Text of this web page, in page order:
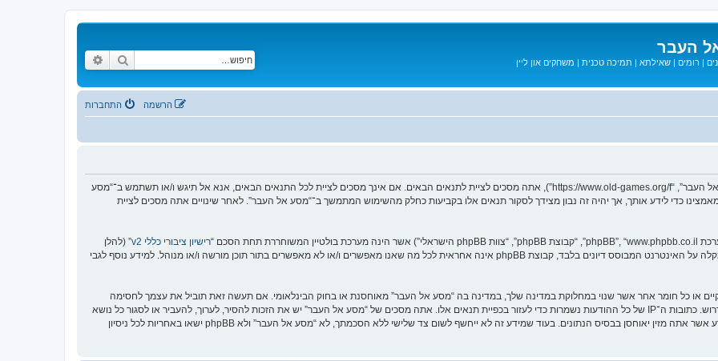
העבר
| רומים | שאילתא | תמיכה טכנית | משחקים און ליין חיפוש
התחברות הרשמה
בעת הגישה אל “מסע אל העבר” (להלן “אנחנו”, “אותנו”, “שלנו”, “מסע אל העבר”, “https://www.old-games.org/f”), אתה מסכים לציית לתנאים הבאים. אם אינך מסכים לציית לכל התנאים הבאים, אנא אל תיגש ו/או תשתמש ב־“מסע
מאמצינו כדי לידע אותך, אך יהיה זה נבון מצידך לסקור תנאים אלו בקביעות כחלק מהשימוש המתמשך ב־“מסע אל העבר”. לאחר שינויים אתה מסכים לציית
רישיון ציבורי כללי v2
” (להלן
. מערכת phpBB מקלה על האינטרנט המבוסס דיונים בלבד, קבוצת phpBB אינה אחראית לכל מה שאנו מאפשרים ו/או לא מאפשרים בתור תוכן מורשה ו/או מנוהל. למידע נוסף לגבי
או כל חומר אחר אשר שנוי במחלוקת במדינה שלך, במדינה בה “מסע אל העבר” מאוחסנת או בחוק הבינלאומי. אם תעשה זאת תוביל את עצמך לחסימה
מיידית ולצמיתות, עם הודעה לספק שירות האינטרנט אם זה יראה לנו דרוש. כתובות ה־IP של כל ההודעות נשמרות כדי לעזור בכפיית תנאים אלו. אתה מסכים של “מסע אל העבר” יש את הזכות להסיר, לערוך, להעביר או לסגור כל נושא
בכל זמן נתון הנראה לנו מתאים. בתור משתמש אתה מסכים שכל המידע אשר אתה מזין יאוחסן בבסיס הנתונים. בעוד שמידע זה לא ייחשף לשום צד שלישי ללא הסכמתך, לא “מסע אל העבר” ולא phpBB ישאו באחריות לכל ניסיון